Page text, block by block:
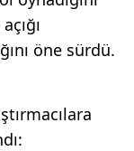
öne sürdü.